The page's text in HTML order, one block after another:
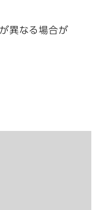
異なる場合が